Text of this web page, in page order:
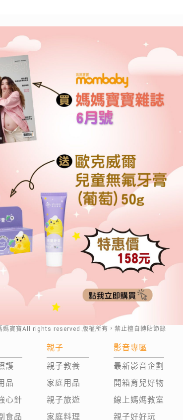
媽寶寶All rights reserved.版權所有，禁止擅自轉貼節錄
護
品
心針
食品
親子
親子教養
家庭用品
親子旅遊
家庭料理
影音專區
最新影音企劃
開箱育兒好物
線上媽媽教室
親子好好玩